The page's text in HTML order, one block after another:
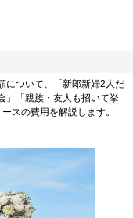
について、「新郎新婦2人だ
」「親族・友人も招いて挙
スの費用を解説します。